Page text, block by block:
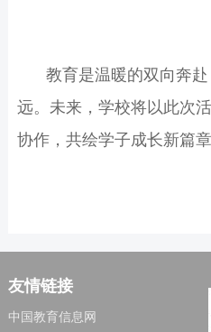
教育是温暖的双向奔
远。未来，学校将以此次
协作，共绘学子成长新篇章
友情链接
中国教育信息网